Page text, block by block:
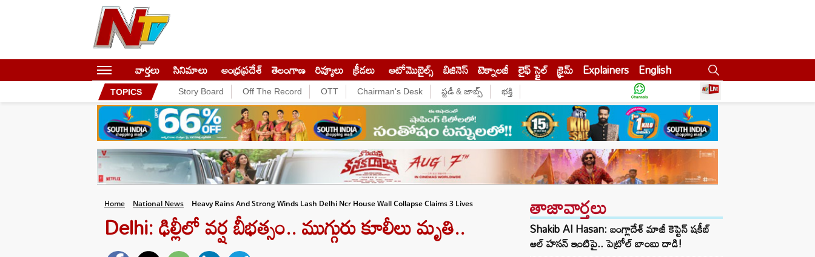
వార్తలు సినిమాలు ఆంధ్రప్రదేశ్ తెలంగాణ రివ్యూలు క్రీడలు ఆటోమొబైల్స్ బిజినెస్‌ టెక్నాలజీ లైఫ్ స్టైల్ క్రైమ్ Explainers English
TOPICS Story Board Off The Record OTT Chairman's Desk స్టడీ & జాబ్స్ భక్తి
Home National News Heavy Rains And Strong Winds Lash Delhi Ncr House Wall Collapse Claims 3 Lives
Delhi: ఢిల్లీలో వర్ష బీభత్సం.. ముగ్గురు కూలీలు మృతి..
తాజావార్తలు
Shakib Al Hasan: బంగ్లాదేశ్ మాజీ కెప్టెన్ షకీబ్
అల్ హసన్ ఇంటిపై.. పెట్రోల్ బాంబు దాడి!